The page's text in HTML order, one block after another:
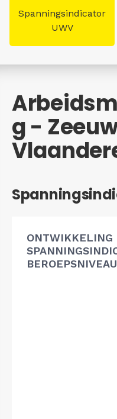
Spanningsindicator
UWV
g -
ONTWIKKELING
BEROEPSNIVEAU